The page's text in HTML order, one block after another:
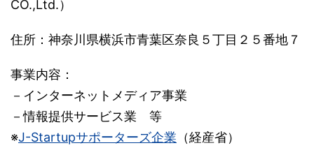
CO.,Ltd.）
住所：神奈川県横浜市青葉区奈良５丁目２５番地７
事業内容：
－インターネットメディア事業
－情報提供サービス業 等
※J-Startupサポーターズ企業 （経産省）